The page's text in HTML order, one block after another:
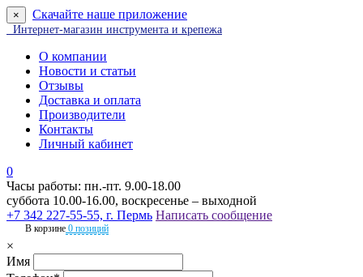
× Скачайте наше приложение
Интернет-магазин инструмента и крепежа
О компании
Новости и статьи
Отзывы
Доставка и оплата
Производители
Контакты
Личный кабинет
0
Часы работы: пн.-пт. 9.00-18.00
суббота 10.00-16.00, воскресенье – выходной
+7 342 227-55-55, г. Пермь Написать сообщение
В корзине 0 позиций
×
Имя